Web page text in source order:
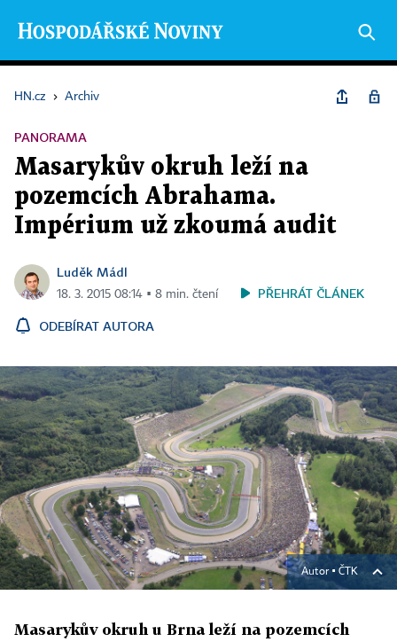
HN.cz › Archiv
PANORAMA
Masarykův okruh leží na
pozemcích Abrahama.
Impérium už zkoumá audit
Luděk Mádl
18. 3. 2015 08:14 ▪ 8 min. čtení PŘEHRÁT ČLÁNEK
ODEBÍRAT AUTORA
Autor ▪ ČTK
Masarykův okruh u Brna leží na pozemcích